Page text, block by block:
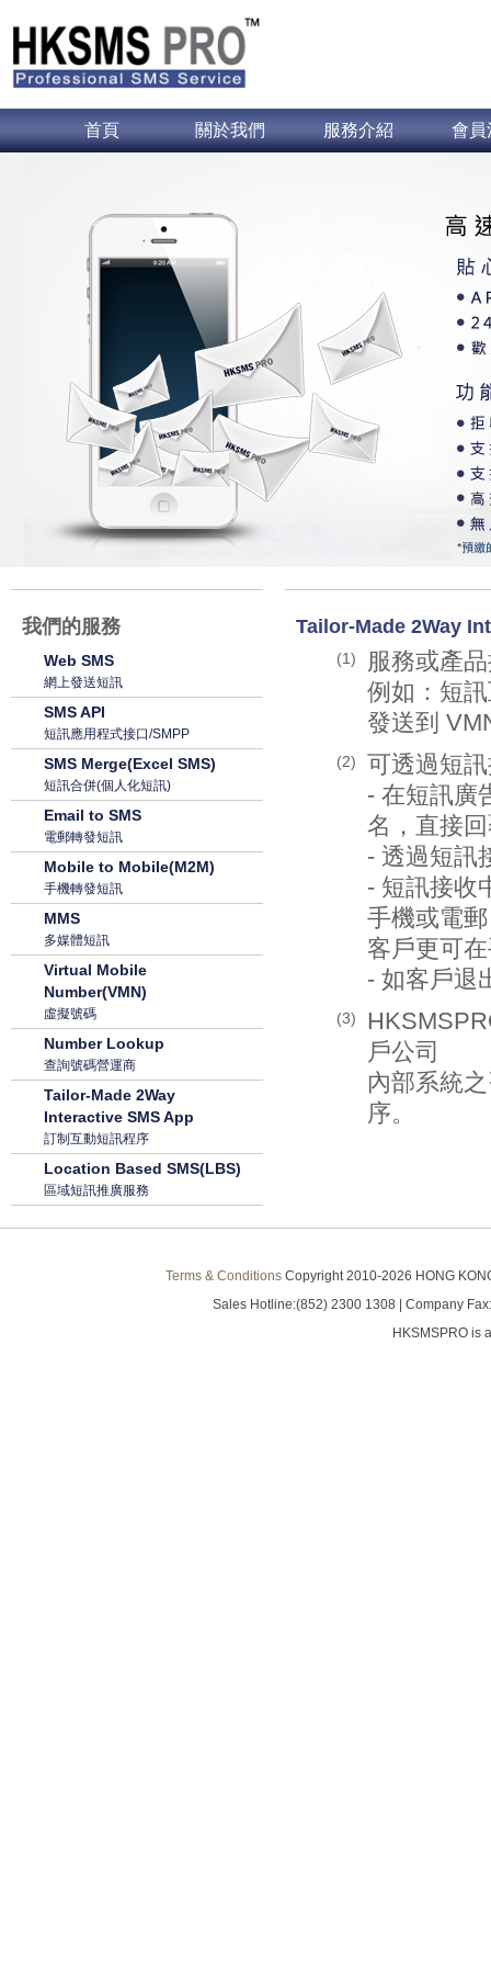
首頁 關於我們 服務介紹 會員
我們的服務
Web SMS
網上發送短訊
SMS API
短訊應用程式接口/SMPP
SMS Merge(Excel SMS)
短訊合併(個人化短訊)
Email to SMS
電郵轉發短訊
Mobile to Mobile(M2M)
手機轉發短訊
MMS
多媒體短訊
Virtual Mobile
Number(VMN)
虛擬號碼
Number Lookup
查詢號碼營運商
Tailor-Made 2Way
Interactive SMS App
訂制互動短訊程序
Location Based SMS(LBS)
區域短訊推廣服務
Tailor-Made 2Way
(1)
服務或產
例如：短
發送到
(2)
可透過短
- 在短訊廣
名，直接
- 透過短訊
- 短訊接收
手機或電
客戶更可
- 如客戶退
(3)
戶公司
內部系統
序。
Terms & Conditions Copyright 2010-2026 HONG
Sales Hotline:(852) 2300 1308 | Company
HKSMSPRO is